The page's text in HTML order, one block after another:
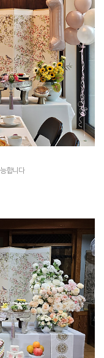
합니다